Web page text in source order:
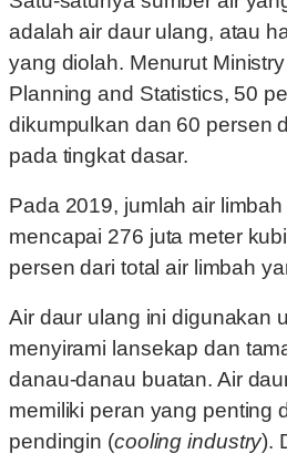
adalah air daur ulang, atau
yang diolah. Menurut
Planning and Statistics, 50
dikumpulkan dan 60 persen
pada tingkat dasar.
Pada 2019, jumlah air
mencapai 276 juta meter
persen dari total air limbah
Air daur ulang ini digunakan
menyirami lansekap dan
danau-danau buatan. Air
memiliki peran yang penting
pendingin (cooling industry).